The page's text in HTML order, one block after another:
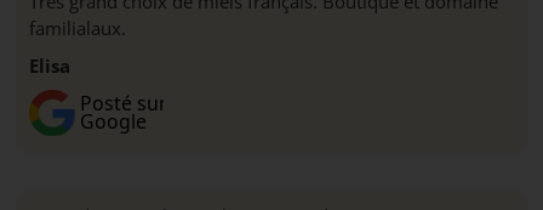
familialaux.
Elisa